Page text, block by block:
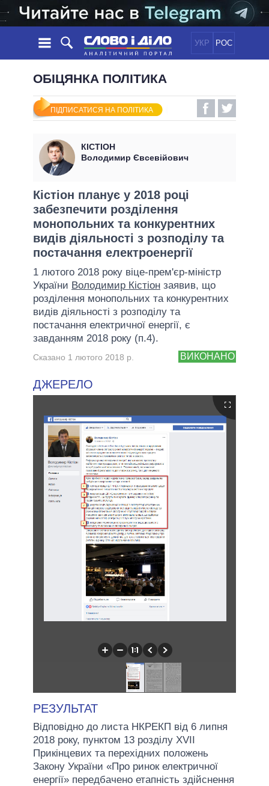
УКР РОС
НОВИНИ
СТРІЧКА
ПОДІЇ
СТАТТІ
ДУМКИ
ОГЛЯДИ
ДАЙДЖЕСТИ
ПОЛІТИКА
ЕКОНОМІКА
СВІТ
ОБIЦЯНКИ
УСІ ПОЛІТИКИ
ПРЕЗИДЕНТ І ОФІС
ВЕРХОВНА РАДА
КАБІНЕТ МІНІСТРІВ
ГОЛОВИ ОБЛАДМІНІСТРАЦІЙ
МЕРИ МІСТ
ІНФОГРАФІКА
ПІДТРИМАТИ
ПОРІВНЯННЯ ПОЛІТИКІВ
ОБІЦЯНКА ПОЛІТИКА
ПІДПИСАТИСЯ НА ПОЛІТИКА
КІСТІОН
Володимир Євсевійович
Кістіон планує у 2018 році
забезпечити розділення
монопольних та конкурентних
видів діяльності з розподілу та
постачання електроенергії
1 лютого 2018 року віце-прем'єр-міністр
України Володимир Кістіон заявив, що
розділення монопольних та конкурентних
видів діяльності з розподілу та
постачання електричної енергії, є
завданням 2018 року (п.4).
ВИКОНАНО
Сказано 1 лютого 2018 р.
ДЖЕРЕЛО
РЕЗУЛЬТАТ
Відповідно до листа НКРЕКП від 6 липня
2018 року, пунктом 13 розділу XVII
Прикінцевих та перехідних положень
Закону України «Про ринок електричної
енергії» передбачено етапність здійснення